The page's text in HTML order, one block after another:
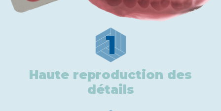
1
Haute reproduction des
détails